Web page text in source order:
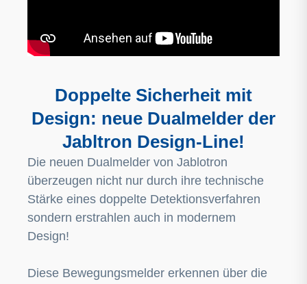
Doppelte Sicherheit mit
Design: neue Dualmelder der
Jabltron Design-Line!
Die neuen Dualmelder von Jablotron
überzeugen nicht nur durch ihre technische
Stärke eines doppelte Detektionsverfahren
sondern erstrahlen auch in modernem
Design!
Diese Bewegungsmelder erkennen über die